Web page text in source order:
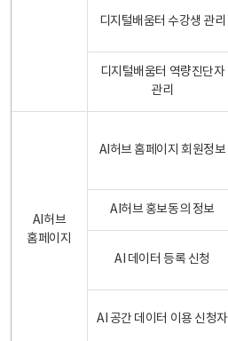
디지털배움터 수강생 관리
디지털배움터 역량진단자
관리
AI허브
홈페이지
AI허브 홈페이지 회원정보
AI허브 홍보동의 정보
AI 데이터 등록 신청
AI 공간 데이터 이용 신청자